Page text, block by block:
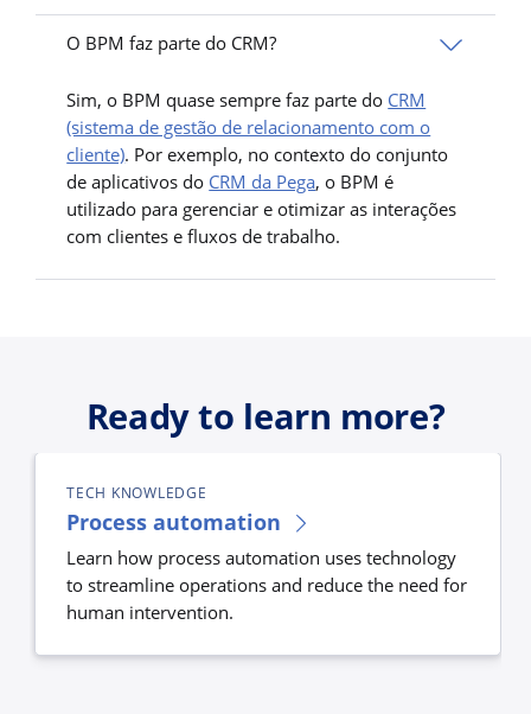
O BPM faz parte do CRM?
Sim, o BPM quase sempre faz parte do CRM
(sistema de gestão de relacionamento com o
cliente). Por exemplo, no contexto do conjunto
de aplicativos do CRM da Pega, o BPM é
utilizado para gerenciar e otimizar as interações
com clientes e fluxos de trabalho.
Ready to learn more?
TECH KNOWLEDGE
Process automation
Learn how process automation uses technology
to streamline operations and reduce the need for
human intervention.